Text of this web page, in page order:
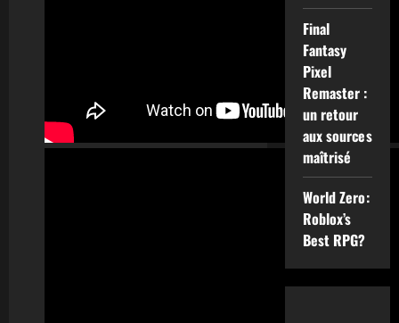
Final
Fantasy
Pixel
Remaster :
un retour
aux sources
maîtrisé
World Zero:
Roblox’s
Best RPG?